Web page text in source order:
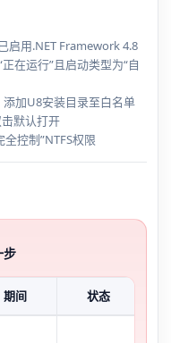
启用.NET Framework 4.8
在运行”且启动类型为“自
加U8安装目录至白名单
默认打开
控制”NTFS权限
步
期间 状态